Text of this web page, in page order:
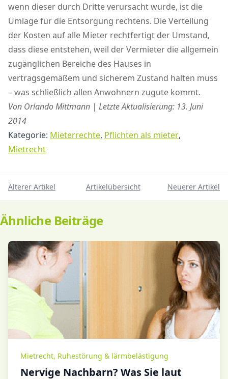
wenn dieser durch Dritte verursacht wurde, ist die
Umlage für die Entsorgung rechtens. Die Verteilung
der Kosten auf alle Mieter rechtfertigt der Umstand,
dass diese entstehen, weil der Vermieter die allgemein
zugänglichen Bereiche des Hauses in
vertragsgemäßem und sicherem Zustand halten muss
– was schließlich allen Anwohnern zugute kommt.
Von Orlando Mittmann | Letzte Aktualisierung: 13. Juni
2014
Kategorie: Mieterrechte, Pflichten als mieter,
Mietrecht
Älterer Artikel Artikelübersicht Neuerer Artikel
Ähnliche Beiträge
Mietrecht, Ruhestörung & lärmbelästigung
Nervige Nachbarn? Was Sie laut